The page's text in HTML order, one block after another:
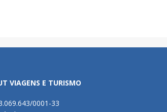
VIAGENS E TURISMO
0001-33